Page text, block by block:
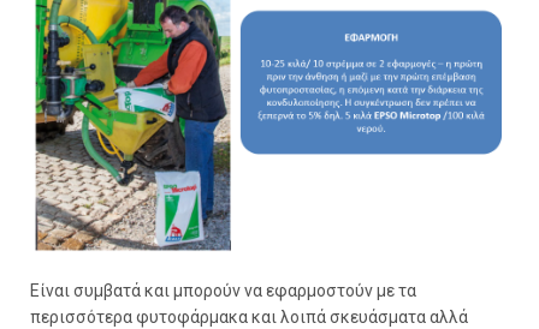
Είναι συμβατά και μπορούν να εφαρμοστούν με τα
περισσότερα φυτοφάρμακα και λοιπά σκευάσματα αλλά